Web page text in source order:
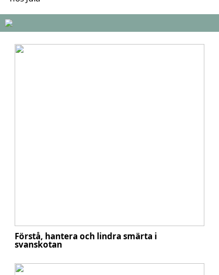
Förstå, hantera och lindra smärta i
svanskotan